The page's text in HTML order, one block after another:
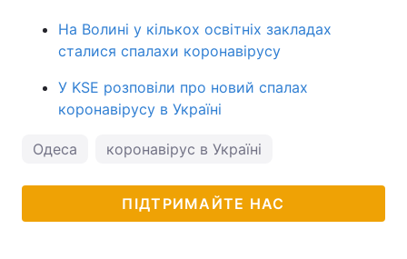
На Волині у кількох освітніх закладах
сталися спалахи коронавірусу
У KSE розповіли про новий спалах
коронавірусу в Україні
Одеса коронавірус в Україні
ПІДТРИМАЙТЕ НАС